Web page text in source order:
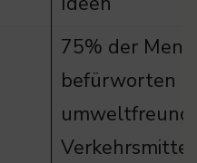
75% der
befürworten
Verkehrsmittel